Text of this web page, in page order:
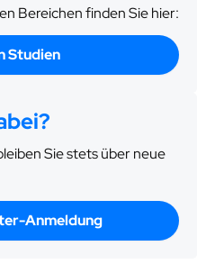
Bereichen finden Sie hier:
Studien
Sie stets über neue
Anmeldung